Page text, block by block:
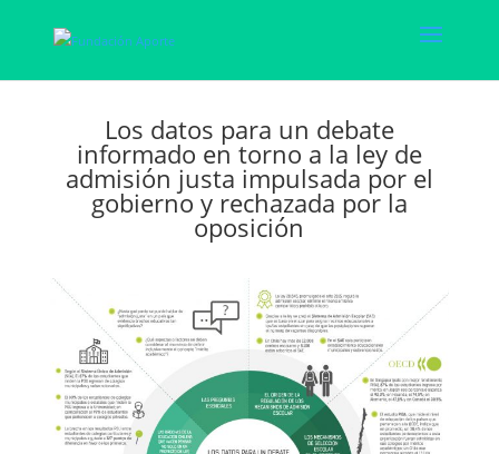
Los datos para un debate
informado en torno a la ley de
admisión justa impulsada por el
gobierno y rechazada por la
oposición